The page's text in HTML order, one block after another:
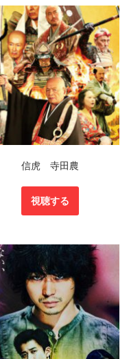
信虎 寺田農
視聴する